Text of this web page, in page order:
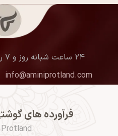
۲۴ ساعت شبانه روز و ۷ روز هفته همراه شماییم
info@aminiprotland.com
فرآورده های